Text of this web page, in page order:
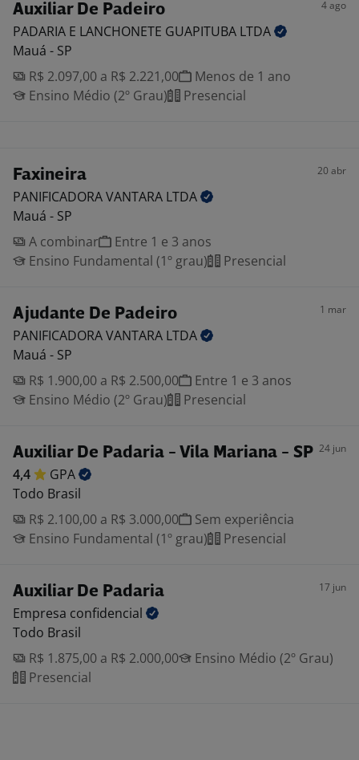
Auxiliar De Padeiro 4 ago
PADARIA E LANCHONETE GUAPITUBA LTDA
Mauá - SP
R$ 2.097,00 a R$ 2.221,00
Menos de 1 ano
Ensino Médio (2º Grau)
Presencial
Faxineira 20 abr
PANIFICADORA VANTARA LTDA
Mauá - SP
A combinar
Entre 1 e 3 anos
Ensino Fundamental (1º grau)
Presencial
Ajudante De Padeiro 1 mar
PANIFICADORA VANTARA LTDA
Mauá - SP
R$ 1.900,00 a R$ 2.500,00
Entre 1 e 3 anos
Ensino Médio (2º Grau)
Presencial
Auxiliar De Padaria - Vila Mariana - SP 24 jun
4,4
GPA
Todo Brasil
R$ 2.100,00 a R$ 3.000,00
Sem experiência
Ensino Fundamental (1º grau)
Presencial
Auxiliar De Padaria 17 jun
Empresa confidencial
Todo Brasil
R$ 1.875,00 a R$ 2.000,00
Ensino Médio (2º Grau)
Presencial